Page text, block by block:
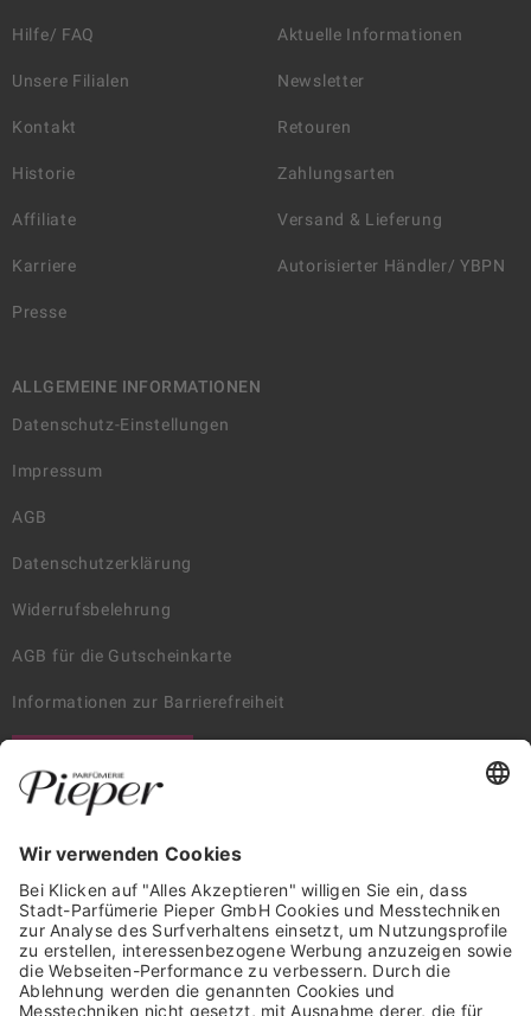
Hilfe/ FAQ
Unsere Filialen
Kontakt
Historie
Affiliate
Karriere
Presse
Aktuelle Informationen
Newsletter
Retouren
Zahlungsarten
Versand & Lieferung
Autorisierter Händler/ YBPN
ALLGEMEINE INFORMATIONEN
Datenschutz-Einstellungen
Impressum
AGB
Datenschutzerklärung
Widerrufsbelehrung
AGB für die Gutscheinkarte
Informationen zur Barrierefreiheit